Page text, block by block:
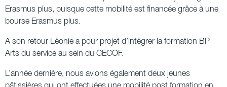
Erasmus plus, puisque cette mobilité est financée grâce à une
bourse Erasmus plus.
A son retour Léonie a pour projet d’intégrer la formation BP
Arts du service au sein du CECOF.
L’année dernière, nous avions également deux jeunes